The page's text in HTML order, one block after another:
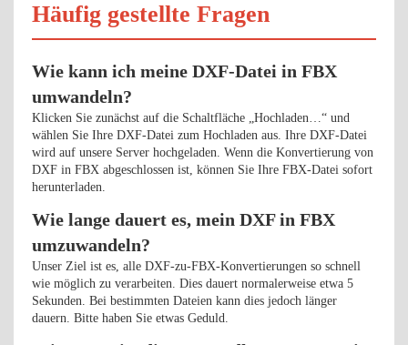
Häufig gestellte Fragen
Wie kann ich meine DXF-Datei in FBX
umwandeln?
Klicken Sie zunächst auf die Schaltfläche „Hochladen…“ und
wählen Sie Ihre DXF-Datei zum Hochladen aus. Ihre DXF-Datei
wird auf unsere Server hochgeladen. Wenn die Konvertierung von
DXF in FBX abgeschlossen ist, können Sie Ihre FBX-Datei sofort
herunterladen.
Wie lange dauert es, mein DXF in FBX
umzuwandeln?
Unser Ziel ist es, alle DXF-zu-FBX-Konvertierungen so schnell
wie möglich zu verarbeiten. Dies dauert normalerweise etwa 5
Sekunden. Bei bestimmten Dateien kann dies jedoch länger
dauern. Bitte haben Sie etwas Geduld.